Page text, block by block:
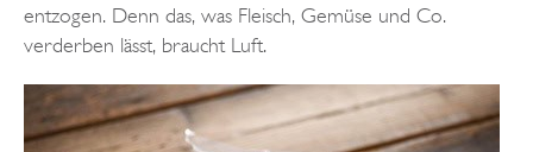
entzogen. Denn das, was Fleisch, Gemüse und Co.
verderben lässt, braucht Luft.